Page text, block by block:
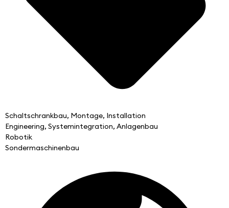
Schaltschrankbau, Montage, Installation
Engineering, Systemintegration, Anlagenbau
Robotik
Sondermaschinenbau